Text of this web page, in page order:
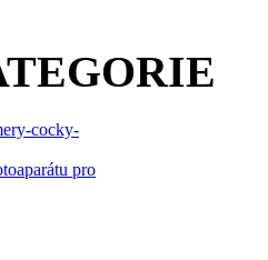
pro